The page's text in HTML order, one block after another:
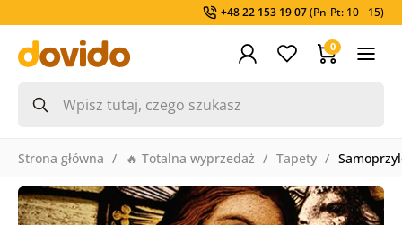
+48 22 153 19 07(Pn-Pt: 10 - 15)
0
Strona główna 🔥 Totalna wyprzedaż Tapety